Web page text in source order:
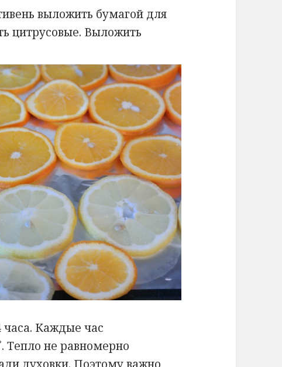
выложить бумагой для
цитрусовые. Выложить
часа. Каждые час
Тепло не равномерно